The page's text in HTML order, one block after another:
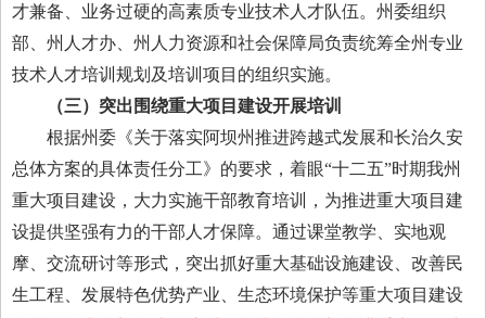
才兼备、业务过硬的高素质专业技术人才队伍。州委组织
部、州人才办、州人力资源和社会保障局负责统筹全州专业
技术人才培训规划及培训项目的组织实施。
（三）突出围绕重大项目建设开展培训
根据州委《关于落实阿坝州推进跨越式发展和长治久安
总体方案的具体责任分工》的要求，着眼“十二五”时期我州
重大项目建设，大力实施干部教育培训，为推进重大项目建
设提供坚强有力的干部人才保障。通过课堂教学、实地观
摩、交流研讨等形式，突出抓好重大基础设施建设、改善民
生工程、发展特色优势产业、生态环境保护等重大项目建设